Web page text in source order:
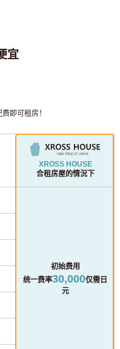
宜
即可租房！
XROSS HOUSE
合租房屋的情況下
初始费用
统一费率30,000仅需日
元